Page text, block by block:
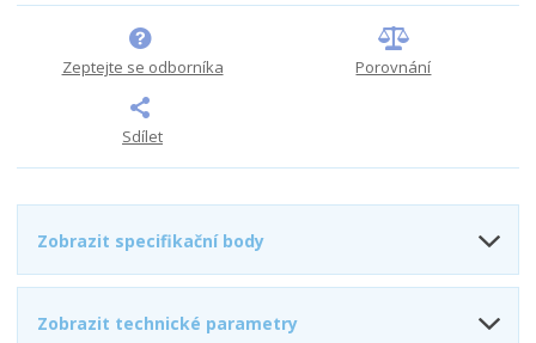
č
o
s
t
ž
Zeptejte se odborníka Porovnání
Sdílet
Zobrazit specifikační body
Zobrazit technické parametry